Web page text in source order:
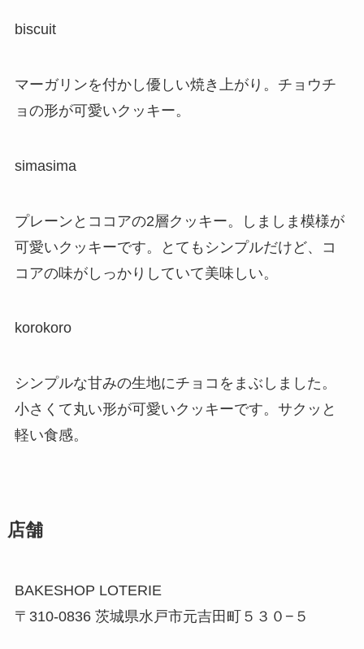
biscuit
マーガリンを付かし優しい焼き上がり。チョウチ
ョの形が可愛いクッキー。
simasima
プレーンとココアの2層クッキー。しましま模様が
可愛いクッキーです。とてもシンプルだけど、コ
コアの味がしっかりしていて美味しい。
korokoro
シンプルな甘みの生地にチョコをまぶしました。
小さくて丸い形が可愛いクッキーです。サクッと
軽い食感。
店舗
BAKESHOP LOTERIE
〒310-0836 茨城県水戸市元吉田町５３０−５